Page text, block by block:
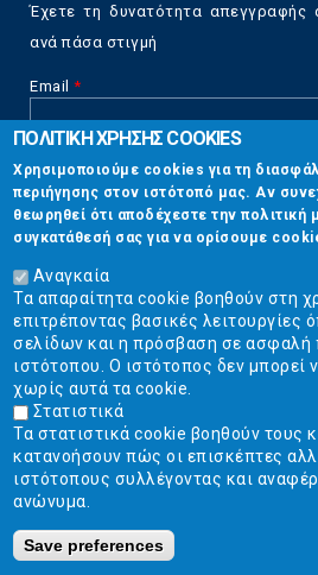
Έχετε τη δυνατότητα
ανά πάσα στιγμή
Email *
CAPTCHA
This
question is
for testing
whether or
not you are a
human visitor
and to
prevent
automated
spam
submissions.
5+2
Επικοινωνία
Στουρνάρη 17, Αθήνα 10683
2103304444
info@ekpizo.gr
www.ekpizo.gr
Δευ - Πεμ:10:00 πμ - 2:00 μμ
Σάβ - Κυρ: Κλειστά
ΠΟΛΙΤΙΚΗ ΧΡΗΣΗΣ COOKIES
Χρησιμοποιούμε cookies για τη
περιήγησης στον ιστότοπό μας. Αν
θεωρηθεί ότι αποδέχεστε την πολιτική
συγκατάθεσή σας για να ορίσουμε
Αναγκαία
Τα απαραίτητα cookie βοηθούν στη
επιτρέποντας βασικές λειτουργίες
σελίδων και η πρόσβαση σε ασφαλή
ιστότοπου. Ο ιστότοπος δεν μπορεί
χωρίς αυτά τα cookie.
Στατιστικά
Τα στατιστικά cookie βοηθούν τους
κατανοήσουν πώς οι επισκέπτες
ιστότοπους συλλέγοντας και
ανώνυμα.
Save preferences